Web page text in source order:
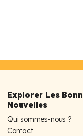
Explorer Les
Nouvelles
Qui sommes-nous ?
Contact